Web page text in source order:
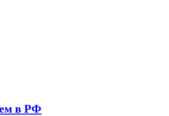
в РФ